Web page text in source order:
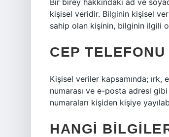
Bir birey hakkındaki ad ve
kişisel veridir. Bilginin kişisel
sahip olan kişinin, bilginin ilgili
CEP
Kişisel veriler kapsamında;
numarası ve e-posta adresi
numaraları kişiden kişiye
HANGI